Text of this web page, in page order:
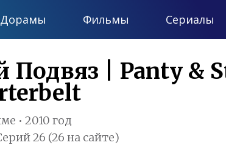
Дорамы Фильмы Сериалы
Подвяз | Panty &
• 2010 год
26 (26 на сайте)